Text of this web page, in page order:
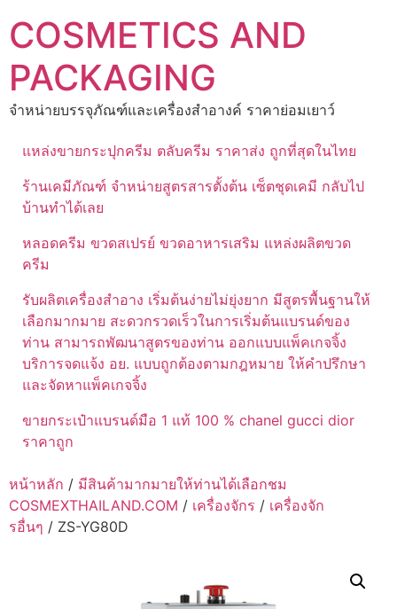
to
content
COSMETICS AND
PACKAGING
จำหน่ายบรรจุภัณฑ์และเครื่องสำอางค์ ราคาย่อมเยาว์
แหล่งขายกระปุกครีม ตลับครีม ราคาส่ง ถูกที่สุดในไทย
ร้านเคมีภัณฑ์ จำหน่ายสูตรสารตั้งต้น เซ็ตชุดเคมี กลับไป
บ้านทำได้เลย
หลอดครีม ขวดสเปรย์ ขวดอาหารเสริม แหล่งผลิตขวด
ครีม
รับผลิตเครื่องสำอาง เริ่มต้นง่ายไม่ยุ่งยาก มีสูตรพื้นฐานให้
เลือกมากมาย สะดวกรวดเร็วในการเริ่มต้นแบรนด์ของ
ท่าน สามารถพัฒนาสูตรของท่าน ออกแบบแพ็คเกจจิ้ง
บริการจดแจ้ง อย. แบบถูกต้องตามกฎหมาย ให้คำปรึกษา
และจัดหาแพ็คเกจจิ้ง
ขายกระเป๋าแบรนด์มือ 1 แท้ 100 % chanel gucci dior
ราคาถูก
หน้าหลัก / มีสินค้ามากมายให้ท่านได้เลือกชม
COSMEXTHAILAND.COM / เครื่องจักร / เครื่องจัก
รอื่นๆ / ZS-YG80D